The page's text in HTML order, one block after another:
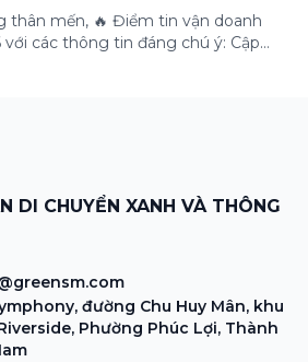
thân mến, 🔥 Điểm tin vận doanh
các thông tin đáng chú ý: Cập
DI CHUYỂN XANH VÀ THÔNG
đường Chu Huy Mân, khu
Phường Phúc Lợi, Thành